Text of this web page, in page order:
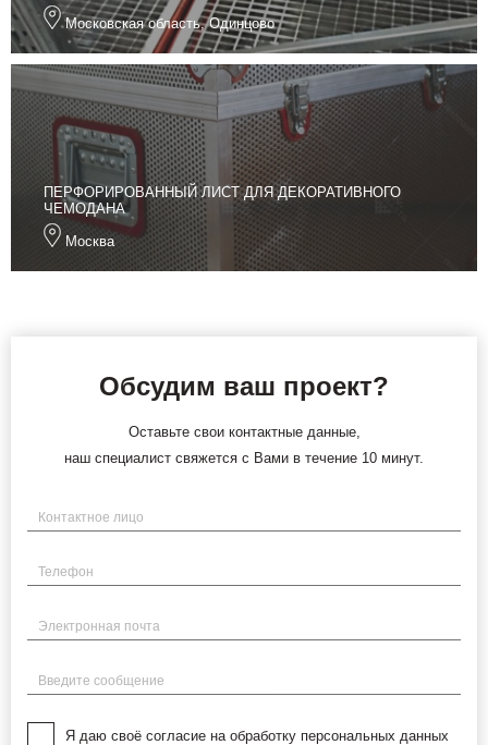
Московская область, Одинцово
ПЕРФОРИРОВАННЫЙ ЛИСТ ДЛЯ ДЕКОРАТИВНОГО
ЧЕМОДАНА
Москва
Обсудим ваш проект?
Оставьте свои контактные данные,
наш специалист свяжется с Вами в течение 10 минут.
Имя
Телефон
Электронная почта
Введите сообщение
Я даю своё согласие на обработку персональных данных